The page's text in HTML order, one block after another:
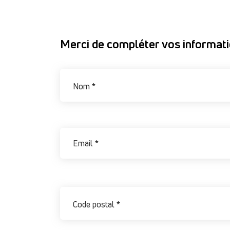
Merci de compléter vos